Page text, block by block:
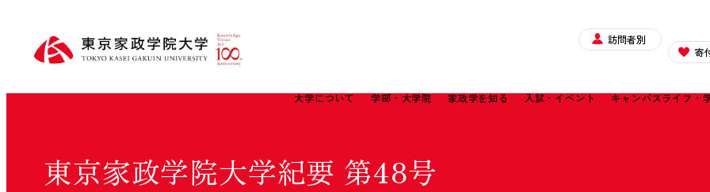
訪問者別
寄
大学について 学部・大学院 家政学を知る 入試・イベント キャンパスライフ・
東京家政学院大学紀要 第48号